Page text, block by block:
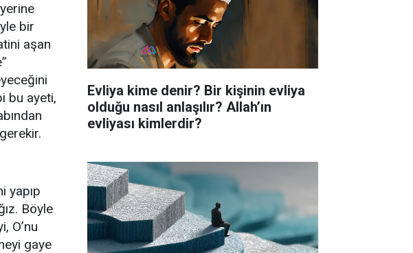
bir
aşan
bu ayeti,
yapıp
Böyle
O’nu
gaye
Evliya kime denir? Bir kişinin evliya
olduğu nasıl anlaşılır? Allah’ın
evliyası kimlerdir?